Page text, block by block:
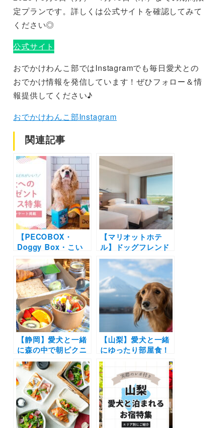
定プランです。詳しくは公式サイトを確認してみて
ください◎
公式サイト
おでかけわんこ部ではInstagramでも毎日愛犬との
おでかけ情報を発信しています！ぜひフォロー＆情
報提供してください♪
おでかけわんこ部Instagram
関連記事
【PECOBOX・
Doggy Box・こい
ぬすてっぷ比較】愛
犬に毎月届くプレゼ
ントボックス大特
集！利用者アンケー
トでわかったそれぞ
れのおすすめのポイ
ントとは？
【マリオットホテ
ル】ドッグフレンド
リールーム1周年記
念！期間限定
「Autumn Stay
with Dog」プランが
3ホテルに登場 | ロ
ゴ入りお散歩グッズ
の特典も！愛犬と紅
葉を楽しもう♪
【静岡】愛犬と一緒
に森の中で朝ピクニ
ックが楽しめる！
「伊豆マリオットホ
テル修善寺」で新宿
泊プラン
「HARUIRO
MORNING PICNIC
2022」開始！
【山梨】愛犬と一緒
にゆったり部屋食！
富士マリオットホテ
ル山中湖にドッグフ
レンドリールームが
誕生！（2021年9月
4日宿泊開始）